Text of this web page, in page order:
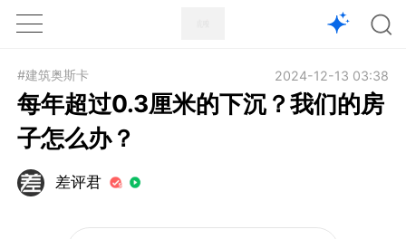
1X
#建筑奥斯卡 2024-12-13 03:38
每年超过0.3厘米的下沉？我们的房
子怎么办？
差评君